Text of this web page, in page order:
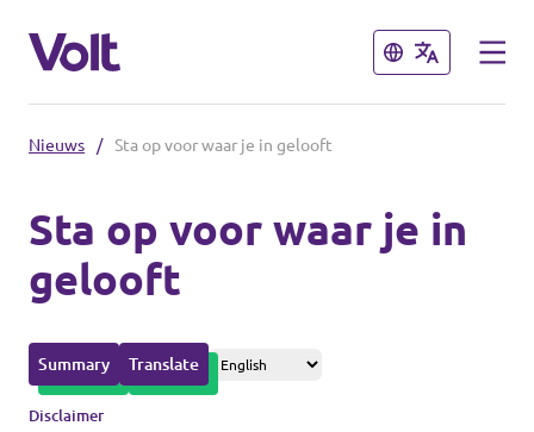
Sluiten
Volt Amsterdam
Volt Arnhem
Volt Delft
...alle Volt gemeenten
Sluiten
Standpunten
Over Volt
Mensen
Nieuws / Sta op voor waar je in gelooft
Sta op voor waar je in
gelooft
Summary Translate
Disclaimer